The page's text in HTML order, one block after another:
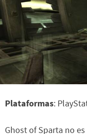
Plataformas:
Ghost of Sparta no